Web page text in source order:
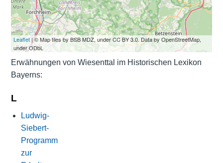
Leaflet| © Map tiles by BSB MDZ, under CC BY 3.0. Data by OpenStreetMap,
under ODbL
Erwähnungen von Wiesenttal im Historischen Lexikon
Bayerns:
L
Ludwig-
Siebert-
Programm
zur